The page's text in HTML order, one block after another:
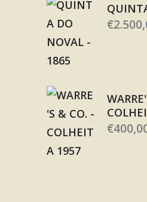
€
€